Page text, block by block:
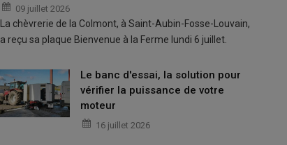
09 juillet 2026
La chèvrerie de la Colmont, à Saint-Aubin-Fosse-Louvain,
a reçu sa plaque Bienvenue à la Ferme lundi 6 juillet.
Le banc d'essai, la solution pour
vérifier la puissance de votre
moteur
16 juillet 2026